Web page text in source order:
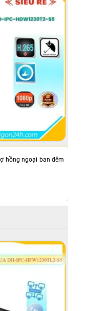
hồng ngoại ban đêm